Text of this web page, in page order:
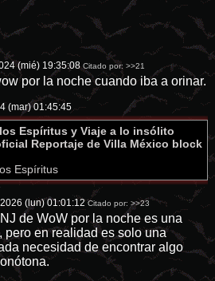
(mié) 19:35:08 Citado por:>>21
por la noche cuando iba a orinar.
(mar) 01:45:45
Espíritus y Viaje a lo insólito
Reportaje de Villa México block
Espíritus
(lun) 01:01:12 Citado por:>>23
de WoW por la noche es una
en realidad es solo una
necesidad de encontrar algo